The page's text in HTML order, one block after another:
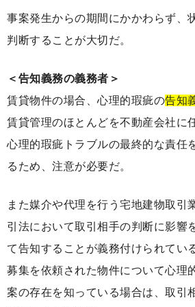
事案発生からの期間にかかわらず、
判断することが大切だ。
＜告知義務の義務者＞
賃貸物件の場合、心理的瑕疵の告知
賃貸管理のほとんどを不動産会社に
心理的瑕疵トラブルの最終的な責任
るため、注意が必要だ。
また媒介や代理を行う宅地建物取引
引法において取引相手の判断に影響
て告知することが義務付けられてい
募集を依頼された物件について心理
案の存在を知っている場合は、取引